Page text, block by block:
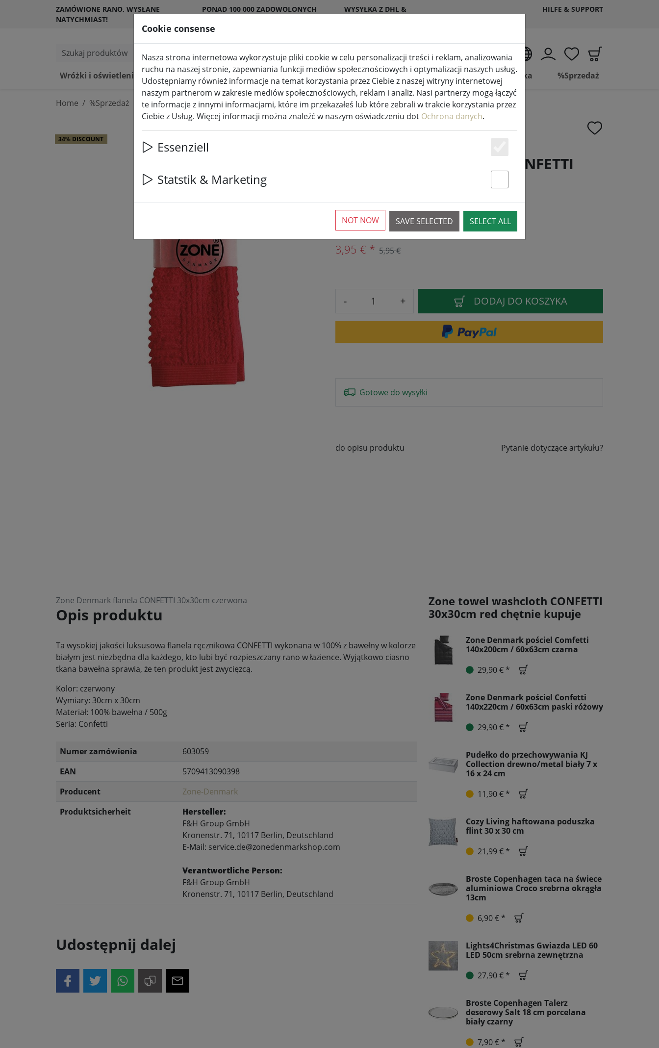
ZAMÓWIONE RANO, WYSŁANE
NATYCHMIAST!
PONAD 100 000 ZADOWOLONYCH
WYSYŁKA Z DHL &
HILFE & SUPPORT
Szukaj produktów
PL
Wróżki i oświetlenie
Świece LED wewnętrzne i zewnętrzne Kuchnia i jedzenie Życie Łazienka %Sprzedaż
Home %Sprzedaż
Zone Denmark flanela CONFETTI
34% DISCOUNT
1 Dostępna sztuka
3,95 € * 5,95 €
- + DODAJ DO KOSZYKA
Gotowe do wysyłki
do opisu produktu Pytanie dotyczące artykułu?
Zone Denmark flanela CONFETTI 30x30cm czerwona
Opis produktu
Ta wysokiej jakości luksusowa flanela ręcznikowa CONFETTI wykonana w 100% z bawełny w kolorze
białym jest niezbędna dla każdego, kto lubi być rozpieszczany rano w łazience. Wyjątkowo ciasno
tkana bawełna sprawia, że ten produkt jest zwycięzcą.
Kolor: czerwony
Wymiary: 30cm x 30cm
Materiał: 100% bawełna / 500g
Seria: Confetti
Numer zamówienia
603059
EAN
5709413090398
Producent
Zone-Denmark
Produktsicherheit
Hersteller:
F&H Group GmbH
Kronenstr. 71, 10117 Berlin, Deutschland
E-Mail: service.de@zonedenmarkshop.com
Verantwortliche Person:
F&H Group GmbH
Kronenstr. 71, 10117 Berlin, Deutschland
Udostępnij dalej
Zone towel washcloth CONFETTI
30x30cm red chętnie kupuje
Zone Denmark pościel Comfetti
140x200cm / 60x63cm czarna
29,90 € *
Zone Denmark pościel Confetti
140x220cm / 60x63cm paski różowy
29,90 € *
Pudełko do przechowywania KJ
Collection drewno/metal biały 7 x
16 x 24 cm
11,90 € *
Cozy Living haftowana poduszka
flint 30 x 30 cm
21,99 € *
Broste Copenhagen taca na świece
aluminiowa Croco srebrna okrągła
13cm
6,90 € *
Lights4Christmas Gwiazda LED 60
LED 50cm srebrna zewnętrzna
27,90 € *
Broste Copenhagen Talerz
deserowy Salt 18 cm porcelana
biały czarny
7,90 € *
Cookie consense
Nasza strona internetowa wykorzystuje pliki cookie w celu personalizacji treści i reklam, analizowania
ruchu na naszej stronie, zapewniania funkcji mediów społecznościowych i optymalizacji naszych usług.
Udostępniamy również informacje na temat korzystania przez Ciebie z naszej witryny internetowej
naszym partnerom w zakresie mediów społecznościowych, reklam i analiz. Nasi partnerzy mogą łączyć
te informacje z innymi informacjami, które im przekazałeś lub które zebrali w trakcie korzystania przez
Ciebie z Usług. Więcej informacji można znaleźć w naszym oświadczeniu dot Ochrona danych.
Essenziell
Essenziell
Statstik & Marketing
SAVE SELECTED SELECT ALL
NOT NOW